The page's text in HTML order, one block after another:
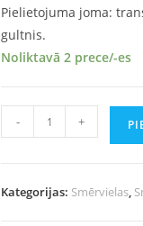
Pielietojuma joma:
gultnis.
Noliktavā 2 prece/-es
- +
Kategorijas: Smērvielas,